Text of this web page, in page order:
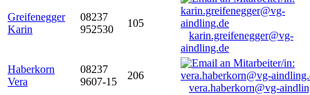
Greifenegger
Karin
08237
952530
105
karin.greifenegger@vg-
aindling.de
Haberkorn
Vera
08237
9607-15
206
vera.haberkorn@vg-